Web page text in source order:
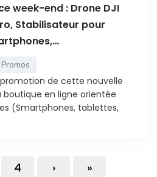
week-end : Drone DJI
Stabilisateur pour
Promos
de cette nouvelle
boutique en ligne orientée
(Smartphones, tablettes,
4 › »